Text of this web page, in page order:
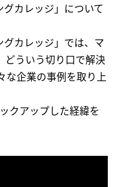
グカレッジ」について
グカレッジ」では、マ
どういう切り口で解決
な企業の事例を取り上
クアップした経緯を